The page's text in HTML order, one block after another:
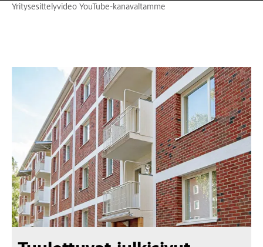
Yritysesittelyvideo YouTube-kanavaltamme